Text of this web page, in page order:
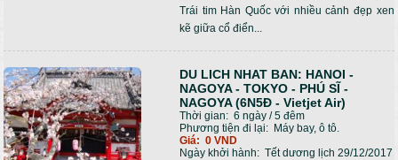
Trái tim Hàn Quốc với nhiều cảnh đẹp xen
kẽ giữa cổ điển...
DU LICH NHAT BAN: HANOI -
NAGOYA - TOKYO - PHÚ SĨ -
NAGOYA (6N5Đ - Vietjet Air)
Thời gian: 6 ngày / 5 đêm
Phương tiện đi lại: Máy bay, ô tô.
Giá: 0 VND
Ngày khởi hành: Tết dương lịch 29/12/2017